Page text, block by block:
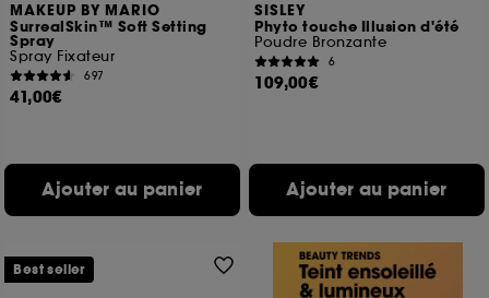
MAKEUP BY MARIO
SurrealSkin™ Soft Setting
Spray
Spray Fixateur
697
41,00€
Ajouter au panier
SISLEY
Phyto touche Illusion d'été
Poudre Bronzante
6
109,00€
Ajouter au panier
Best seller